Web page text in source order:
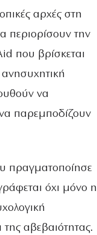
αρχές στη
περιορίσουν την
που βρίσκεται
ανησυχητική
να
παρεμποδίζουν
πραγματοποίησε
όχι μόνο η
αβεβαιότητας.